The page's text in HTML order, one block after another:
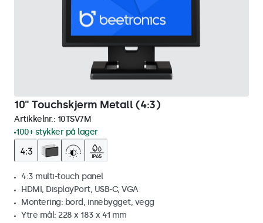
10" Touchskjerm Metall (4:3)
Artikkelnr.: 10TSV7M
100+ stykker på lager
4:3 multi-touch panel
HDMI, DisplayPort, USB-C, VGA
Montering: bord, innebygget, vegg
Ytre mål: 228 x 183 x 41 mm